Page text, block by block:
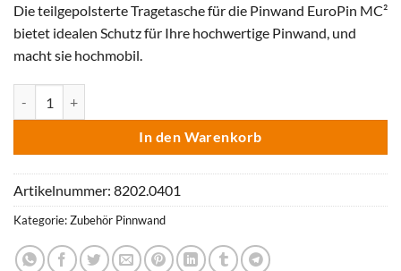
Die teilgepolsterte Tragetasche für die Pinwand EuroPin MC²
bietet idealen Schutz für Ihre hochwertige Pinwand, und
macht sie hochmobil.
In den Warenkorb
Artikelnummer: 8202.0401
Kategorie:Zubehör Pinnwand